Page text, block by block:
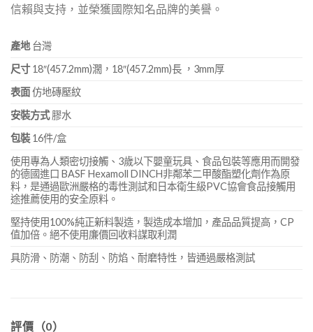
信賴與支持，並榮獲國際知名品牌的美譽。
產地台灣
尺寸18″(457.2mm)濶，18″(457.2mm)長 ，3mm厚
表面仿地磚壓紋
安裝方式膠水
包裝16件/盒
使用專為人類密切接觸、3歲以下嬰童玩具、食品包裝等應用而開發
的德國進口 BASF Hexamoll DINCH非鄰苯二甲酸酯塑化劑作為原
料，是通過歐洲嚴格的毒性測試和日本衛生級PVC協會食品接觸用
途推薦使用的安全原料。
堅持使用100%純正新料製造，製造成本增加，產品品質提高，CP
值加倍。絕不使用廉價回收料謀取利潤
具防滑、防潮、防刮、防焰、耐磨特性，皆通過嚴格測試
評價（0）